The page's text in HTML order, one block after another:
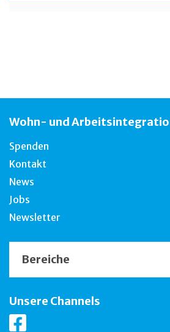
Wohn- und
Spenden
Kontakt
News
Jobs
Newsletter
Bereiche
Unsere Channels